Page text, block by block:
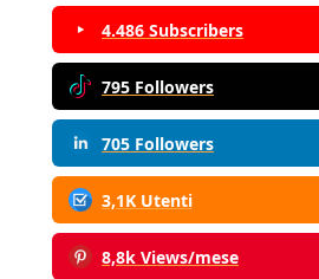
4.486 Subscribers
795 Followers
705 Followers
3,1K Utenti
8,8k Views/mese